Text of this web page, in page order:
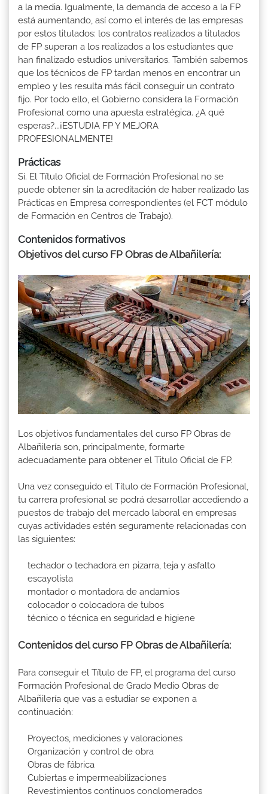
a la media. Igualmente, la demanda de acceso a la FP
está aumentando, así como el interés de las empresas
por estos titulados: los contratos realizados a titulados
de FP superan a los realizados a los estudiantes que
han finalizado estudios universitarios. También sabemos
que los técnicos de FP tardan menos en encontrar un
empleo y les resulta más fácil conseguir un contrato
fijo. Por todo ello, el Gobierno considera la Formación
Profesional como una apuesta estratégica. ¿A qué
esperas?...¡ESTUDIA FP Y MEJORA
PROFESIONALMENTE!
Prácticas
Sí. El Título Oficial de Formación Profesional no se
puede obtener sin la acreditación de haber realizado las
Prácticas en Empresa correspondientes (el FCT módulo
de Formación en Centros de Trabajo).
Contenidos formativos
Objetivos del curso FP Obras de Albañilería:
Los objetivos fundamentales del curso FP Obras de
Albañilería son, principalmente, formarte
adecuadamente para obtener el Titulo Oficial de FP.
Una vez conseguido el Título de Formación Profesional,
tu carrera profesional se podrá desarrollar accediendo a
puestos de trabajo del mercado laboral en empresas
cuyas actividades estén seguramente relacionadas con
las siguientes:
techador o techadora en pizarra, teja y asfalto
escayolista
montador o montadora de andamios
colocador o colocadora de tubos
técnico o técnica en seguridad e higiene
Contenidos del curso FP Obras de Albañilería:
Para conseguir el Título de FP, el programa del curso
Formación Profesional de Grado Medio Obras de
Albañilería que vas a estudiar se exponen a
continuación:
Proyectos, mediciones y valoraciones
Organización y control de obra
Obras de fábrica
Cubiertas e impermeabilizaciones
Revestimientos continuos conglomerados